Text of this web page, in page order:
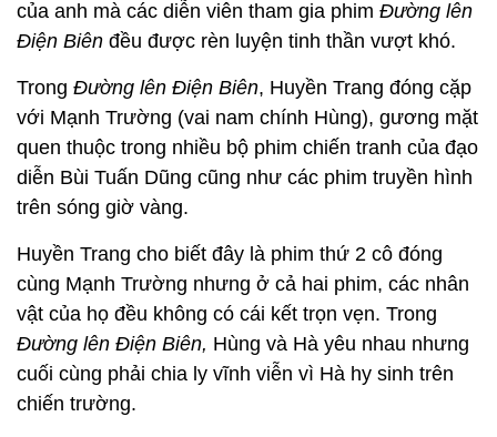
của anh mà các diễn viên tham gia phim Đường lên
Điện Biên đều được rèn luyện tinh thần vượt khó.
Trong Đường lên Điện Biên, Huyền Trang đóng cặp
với Mạnh Trường (vai nam chính Hùng), gương mặt
quen thuộc trong nhiều bộ phim chiến tranh của đạo
diễn Bùi Tuấn Dũng cũng như các phim truyền hình
trên sóng giờ vàng.
Huyền Trang cho biết đây là phim thứ 2 cô đóng
cùng Mạnh Trường nhưng ở cả hai phim, các nhân
vật của họ đều không có cái kết trọn vẹn. Trong
Đường lên Điện Biên, Hùng và Hà yêu nhau nhưng
cuối cùng phải chia ly vĩnh viễn vì Hà hy sinh trên
chiến trường.